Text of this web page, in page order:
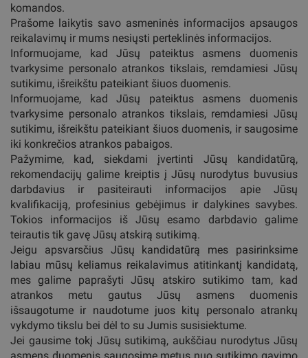
komandos.
Prašome laikytis savo asmeninės informacijos apsaugos
reikalavimų ir mums nesiųsti perteklinės informacijos.
Informuojame, kad Jūsų pateiktus asmens duomenis
tvarkysime personalo atrankos tikslais, remdamiesi Jūsų
sutikimu, išreikštu pateikiant šiuos duomenis.
Informuojame, kad Jūsų pateiktus asmens duomenis
tvarkysime personalo atrankos tikslais, remdamiesi Jūsų
sutikimu, išreikštu pateikiant šiuos duomenis, ir saugosime
iki konkrečios atrankos pabaigos.
Pažymime, kad, siekdami įvertinti Jūsų kandidatūrą,
rekomendacijų galime kreiptis į Jūsų nurodytus buvusius
darbdavius ir pasiteirauti informacijos apie Jūsų
kvalifikaciją, profesinius gebėjimus ir dalykines savybes.
Tokios informacijos iš Jūsų esamo darbdavio galime
teirautis tik gavę Jūsų atskirą sutikimą.
Jeigu apsvarsčius Jūsų kandidatūrą mes pasirinksime
labiau mūsų keliamus reikalavimus atitinkantį kandidatą,
mes galime paprašyti Jūsų atskiro sutikimo tam, kad
atrankos metu gautus Jūsų asmens duomenis
išsaugotume ir naudotume juos kitų personalo atrankų
vykdymo tikslu bei dėl to su Jumis susisiektume.
Jei gausime tokį Jūsų sutikimą, aukščiau nurodytus Jūsų